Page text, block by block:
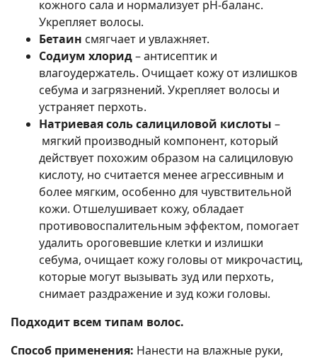
кожного сала и нормализует pH-баланс.
Укрепляет волосы.
Бетаин смягчает и увлажняет.
Содиум хлорид– антисептик и
влагоудержатель. Очищает кожу от излишков
себума и загрязнений. Укрепляет волосы и
устраняет перхоть.
Натриевая соль салициловой кислоты –
мягкий производный компонент, который
действует похожим образом на салициловую
кислоту, но считается менее агрессивным и
более мягким, особенно для чувствительной
кожи. Отшелушивает кожу, обладает
противовоспалительным эффектом, помогает
удалить ороговевшие клетки и излишки
себума, очищает кожу головы от микрочастиц,
которые могут вызывать зуд или перхоть,
снимает раздражение и зуд кожи головы.
Подходит всем типам волос.
Способ применения: Нанести на влажные руки,